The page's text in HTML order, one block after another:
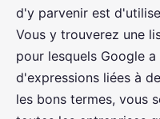
d'y parvenir est
Vous y trouverez une
pour lesquels Google
d'expressions liées à
les bons termes, vous